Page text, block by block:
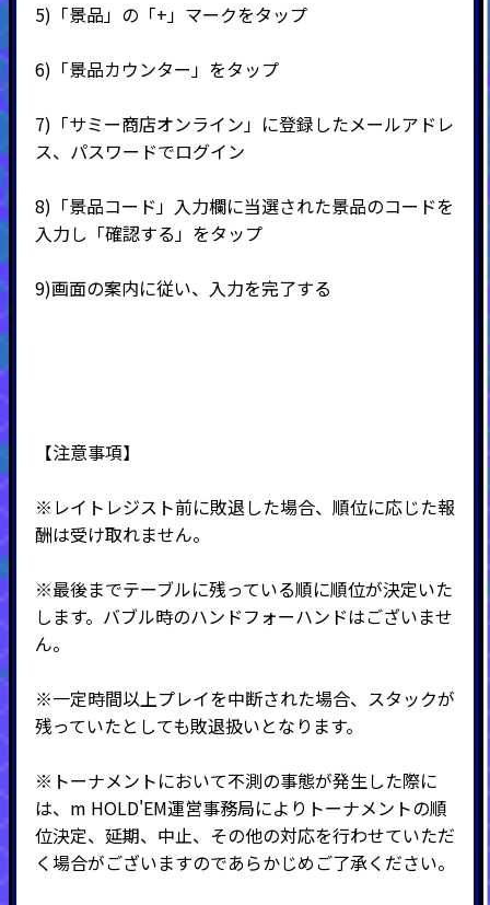
5) 「景品」の「+」マークをタップ
6) 「景品カウンター」をタップ
7) 「サミー商店オンライン」に登録したメールアドレ
ス、パスワードでログイン
8) 「景品コード」入力欄に当選された景品のコードを
入力し「確認する」をタップ
9)画面の案内に従い、入力を完了する
【注意事項】
※レイトレジスト前に敗退した場合、順位に応じた報
酬は受け取れません。
※最後までテーブルに残っている順に順位が決定いた
します。バブル時のハンドフォーハンドはございませ
ん。
※一定時間以上プレイを中断された場合、スタックが
残っていたとしても敗退扱いとなります。
※トーナメントにおいて不測の事態が発生した際に
は、m HOLD'EM運営事務局によりトーナメントの順
位決定、延期、中止、その他の対応を行わせていただ
く場合がございますのであらかじめご了承ください。